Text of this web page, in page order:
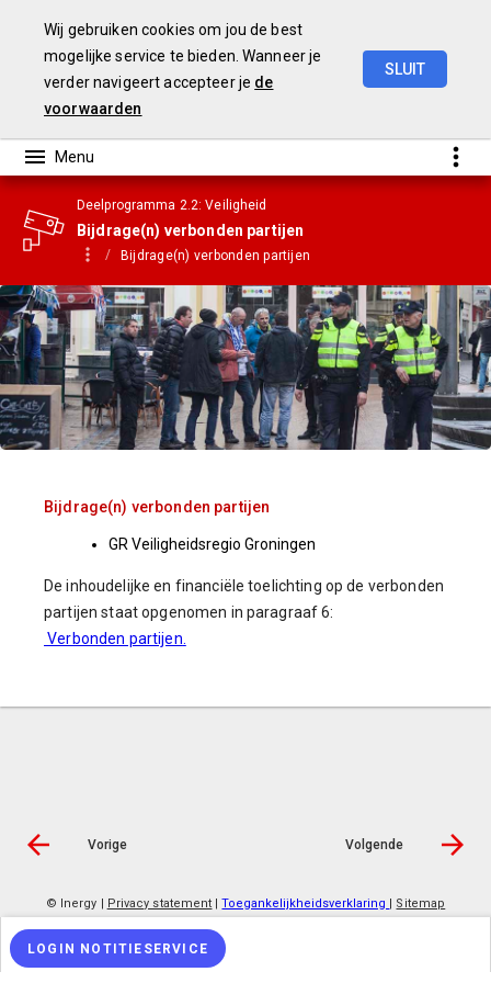
Wij gebruiken cookies om jou de best
mogelijke service te bieden. Wanneer je
verder navigeert accepteer je de
voorwaarden
SLUIT
Deelprogramma 2.2: Veiligheid
Bijdrage(n) verbonden partijen
Bijdrage(n) verbonden partijen
Bijdrage(n) verbonden partijen
GR Veiligheidsregio Groningen
De inhoudelijke en financiële toelichting op de verbonden
partijen staat opgenomen in paragraaf 6:
Verbonden partijen
Vorige Volgende
© Inergy | Privacy statement |Toegankelijkheidsverklaring | Sitemap
LOGIN NOTITIESERVICE